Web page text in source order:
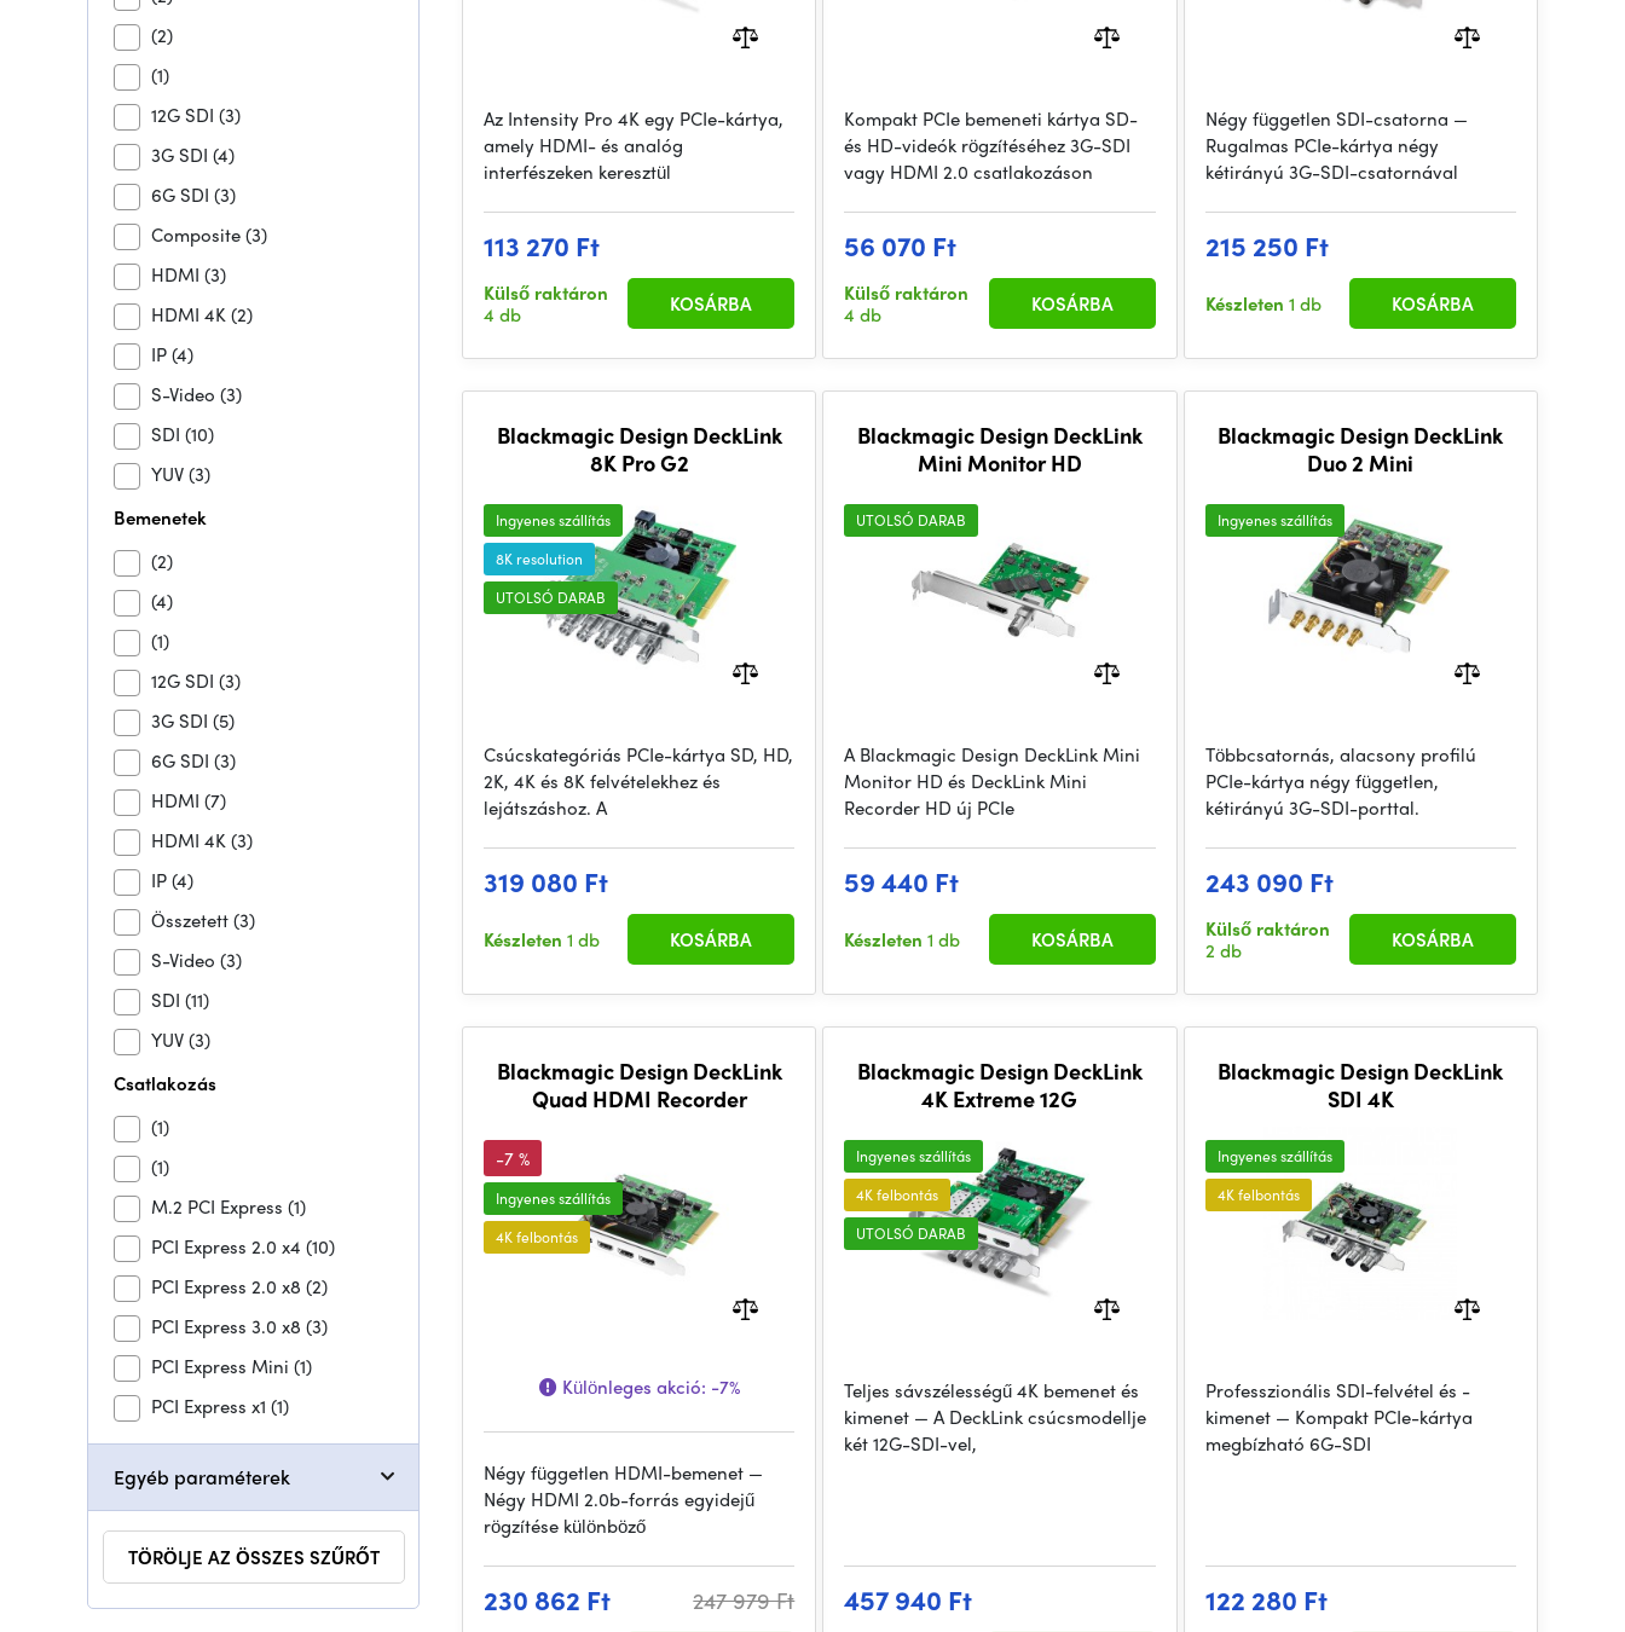
(2)
(1)
12G SDI (3)
3G SDI (4)
6G SDI (3)
Composite(3)
HDMI (3)
HDMI 4K(2)
IP(4)
S-Video (3)
SDI (10)
YUV(3)
Bemenetek
(2)
(4)
(1)
12G SDI (3)
3G SDI (5)
6G SDI (3)
HDMI (7)
HDMI 4K(3)
IP(4)
Összetett(3)
S-Video (3)
SDI (11)
YUV(3)
Csatlakozás
(1)
(1)
M.2 PCI Express (1)
PCI Express 2.0 x4 (10)
PCI Express 2.0 x8 (2)
PCI Express 3.0 x8 (3)
PCI Express Mini (1)
PCI Express x1 (1)
Egyéb paraméterek
TÖRÖLJE AZ ÖSSZES SZŰRŐT
Az Intensity Pro 4K egy PCIe-kártya,
amely HDMI- és analóg
interfészeken keresztül
113 270 Ft
Külső raktáron
4 db
KOSÁRBA
Kompakt PCIe bemeneti kártya SD-
és HD-videók rögzítéséhez 3G-SDI
vagy HDMI 2.0 csatlakozáson
56 070 Ft
Külső raktáron
4 db
KOSÁRBA
Négy független SDI-csatorna —
Rugalmas PCIe-kártya négy
kétirányú 3G-SDI-csatornával
215 250 Ft
Készleten 1 db KOSÁRBA
Blackmagic Design DeckLink
8K Pro G2
Ingyenes szállítás
8K resolution
UTOLSÓ DARAB
Csúcskategóriás PCIe-kártya SD, HD,
2K, 4K és 8K felvételekhez és
lejátszáshoz. A
319 080 Ft
Készleten 1 db KOSÁRBA
Blackmagic Design DeckLink
Mini Monitor HD
UTOLSÓ DARAB
A Blackmagic Design DeckLink Mini
Monitor HD és DeckLink Mini
Recorder HD új PCIe
59 440 Ft
Készleten1 db KOSÁRBA
Blackmagic Design DeckLink
Duo 2 Mini
Ingyenes szállítás
Többcsatornás, alacsony profilú
PCIe-kártya négy független,
kétirányú 3G-SDI-porttal.
243 090 Ft
Külső raktáron
2 db
KOSÁRBA
Blackmagic Design DeckLink
Quad HDMI Recorder
-7 %
Ingyenes szállítás
4K felbontás
Különleges akció: -7%
Négy független HDMI-bemenet —
Négy HDMI 2.0b-forrás egyidejű
rögzítése különböző
230 862 Ft 247 979 Ft
Blackmagic Design DeckLink
4K Extreme 12G
Ingyenes szállítás
4K felbontás
UTOLSÓ DARAB
Teljes sávszélességű 4K bemenet és
kimenet — A DeckLink csúcsmodellje
két 12G-SDI-vel,
457 940 Ft
Blackmagic Design DeckLink
SDI 4K
Ingyenes szállítás
4K felbontás
Professzionális SDI-felvétel és -
kimenet — Kompakt PCIe-kártya
megbízható 6G-SDI
122 280 Ft